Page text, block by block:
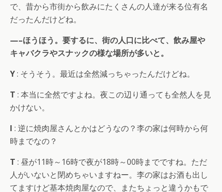
で、昔から市街から飲みにたくさんの人達が来る位有名
だったんだけどね。
—–ほうほう。要するに、街の人口に比べて、飲み屋や
キャバクラやスナックの様な場所が多いと。
Y: そうそう。最近は全然減っちゃったんだけどね。
T : 本当に全然ですよね。夜この辺り通っても全然人を見
かけない。
I : 逆に焼肉屋さんとかはどうなの？李の家は何時から何
時までなの？
T : 昼が11時～16時で夜が18時～00時までですね。ただ
人がいないと閉めちゃいますねー。李の家はお酒も出し
てますけど基本焼肉屋なので、またちょっと違うかもで